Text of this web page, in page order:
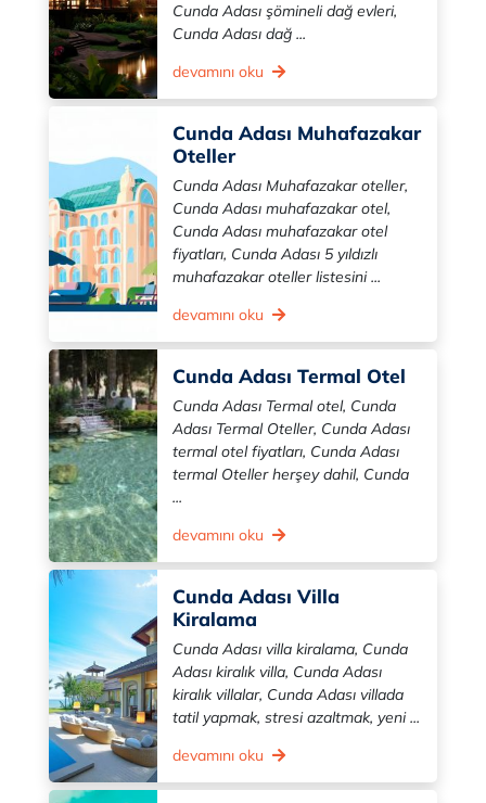
Cunda Adası şömineli dağ evleri,
Cunda Adası dağ ...
devamını oku
Cunda Adası Muhafazakar
Oteller
Cunda Adası Muhafazakar oteller,
Cunda Adası muhafazakar otel,
Cunda Adası muhafazakar otel
fiyatları, Cunda Adası 5 yıldızlı
muhafazakar oteller listesini ...
devamını oku
Cunda Adası Termal Otel
Cunda Adası Termal otel, Cunda
Adası Termal Oteller, Cunda Adası
termal otel fiyatları, Cunda Adası
termal Oteller herşey dahil, Cunda
...
devamını oku
Cunda Adası Villa
Kiralama
Cunda Adası villa kiralama, Cunda
Adası kiralık villa, Cunda Adası
kiralık villalar, Cunda Adası villada
tatil yapmak, stresi azaltmak, yeni ...
devamını oku